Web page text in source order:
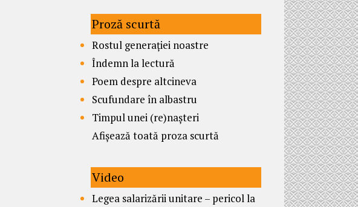
Proză scurtă
Rostul generației noastre
Îndemn la lectură
Poem despre altcineva
Scufundare în albastru
Timpul unei (re)nașteri
Afișează toată proza scurtă
Video
Legea salarizării unitare – pericol la